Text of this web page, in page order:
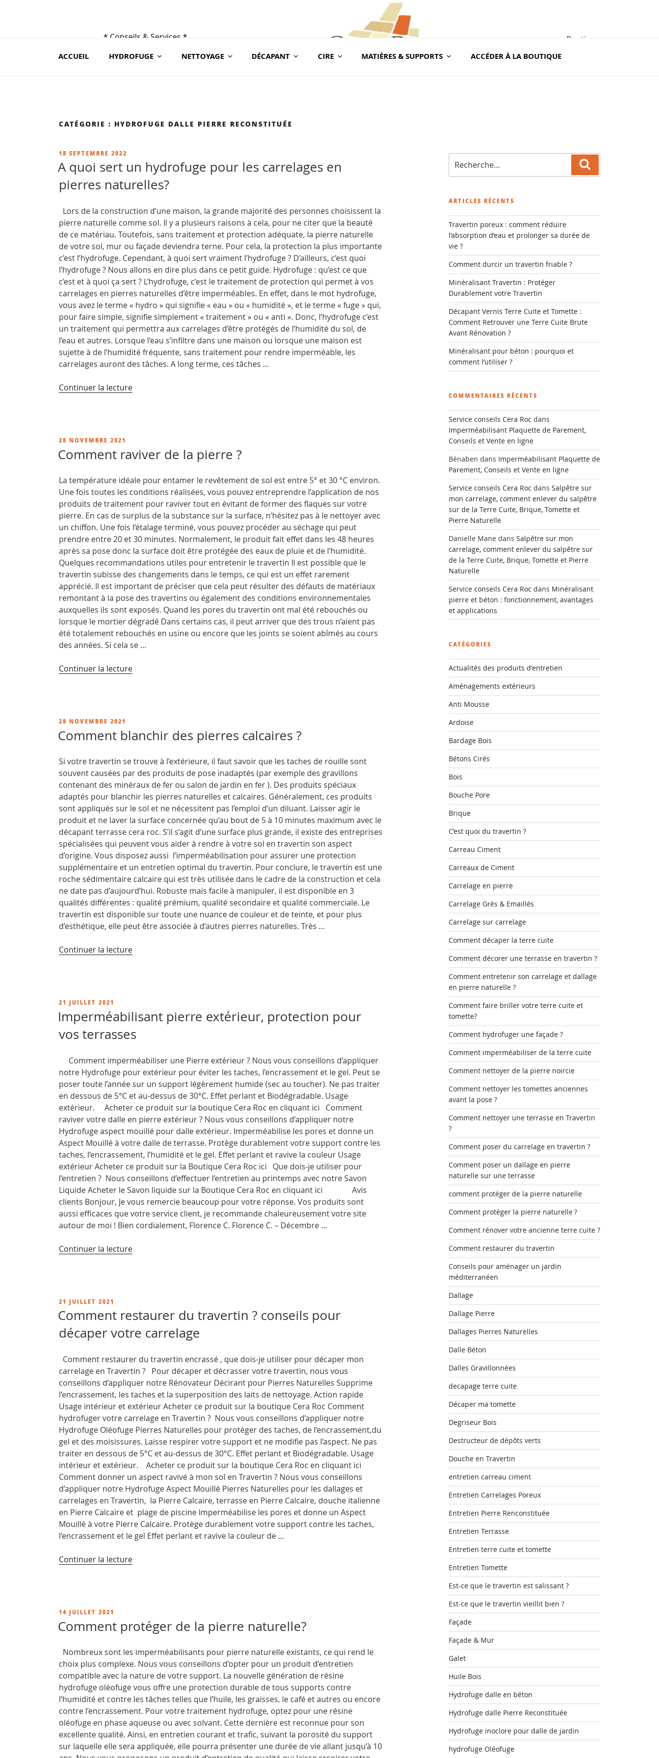
* Conseils & Services *
au 02 41 88 78 03 ou sur contact@ceraroc.com
Boutique
ACCUEIL HYDROFUGE NETTOYAGE DÉCAPANT CIRE MATIÈRES & SUPPORTS ACCÉDER À LA BOUTIQUE
CATÉGORIE : HYDROFUGE DALLE PIERRE RECONSTITUÉE
PUBLIÉ
18 SEPTEMBRE 2022
A quoi sert un hydrofuge pour les carrelages en
pierres naturelles?
Lors de la construction d’une maison, la grande majorité des personnes choisissent la
pierre naturelle comme sol. Il y a plusieurs raisons à cela, pour ne citer que la beauté
de ce matériau. Toutefois, sans traitement et protection adéquate, la pierre naturelle
de votre sol, mur ou façade deviendra terne. Pour cela, la protection la plus importante
c’est l’hydrofuge. Cependant, à quoi sert vraiment l’hydrofuge ? D’ailleurs, c’est quoi
l’hydrofuge ? Nous allons en dire plus dans ce petit guide. Hydrofuge : qu’est ce que
c’est et à quoi ça sert ? L’hydrofuge, c’est le traitement de protection qui permet à vos
carrelages en pierres naturelles d’être imperméables. En effet, dans le mot hydrofuge,
vous avez le terme « hydro » qui signifie « eau » ou « humidité », et le terme « fuge » qui,
pour faire simple, signifie simplement « traitement » ou « anti ». Donc, l’hydrofuge c’est
un traitement qui permettra aux carrelages d’être protégés de l’humidité du sol, de
l’eau et autres. Lorsque l’eau s’infiltre dans une maison ou lorsque une maison est
sujette à de l’humidité fréquente, sans traitement pour rendre imperméable, les
carrelages auront des tâches. A long terme, ces tâches …
Continuer la lecturede
pour
carrelages
en
pierres
naturelles? »
PUBLIÉ
28 NOVEMBRE 2021
Comment raviver de la pierre ?
La température idéale pour entamer le revêtement de sol est entre 5° et 30 °C environ.
Une fois toutes les conditions réalisées, vous pouvez entreprendre l’application de nos
produits de traitement pour raviver tout en évitant de former des flaques sur votre
pierre. En cas de surplus de la substance sur la surface, n’hésitez pas à le nettoyer avec
un chiffon. Une fois l’étalage terminé, vous pouvez procéder au séchage qui peut
prendre entre 20 et 30 minutes. Normalement, le produit fait effet dans les 48 heures
après sa pose donc la surface doit être protégée des eaux de pluie et de l’humidité.
Quelques recommandations utiles pour entretenir le travertin Il est possible que le
travertin subisse des changements dans le temps, ce qui est un effet rarement
apprécié. Il est important de préciser que cela peut résulter des défauts de matériaux
remontant à la pose des travertins ou également des conditions environnementales
auxquelles ils sont exposés. Quand les pores du travertin ont mal été rebouchés ou
lorsque le mortier dégradé Dans certains cas, il peut arriver que des trous n’aient pas
été totalement rebouchés en usine ou encore que les joints se soient abîmés au cours
des années. Si cela se …
Continuer la lecturede
? »
PUBLIÉ
28 NOVEMBRE 2021
Comment blanchir des pierres calcaires ?
Si votre travertin se trouve à l’extérieure, il faut savoir que les taches de rouille sont
souvent causées par des produits de pose inadaptés (par exemple des gravillons
contenant des minéraux de fer ou salon de jardin en fer ). Des produits spéciaux
adaptés pour blanchir les pierres naturelles et calcaires. Généralement, ces produits
sont appliqués sur le sol et ne nécessitent pas l’emploi d’un diluant. Laisser agir le
produit et ne laver la surface concernée qu’au bout de 5 à 10 minutes maximum avec le
décapant terrasse cera roc. S’il s’agit d’une surface plus grande, il existe des entreprises
spécialisées qui peuvent vous aider à rendre à votre sol en travertin son aspect
d’origine. Vous disposez aussi l’imperméabilisation pour assurer une protection
supplémentaire et un entretien optimal du travertin. Pour conclure, le travertin est une
roche sédimentaire calcaire qui est très utilisée dans le cadre de la construction et cela
ne date pas d’aujourd’hui. Robuste mais facile à manipuler, il est disponible en 3
qualités différentes : qualité prémium, qualité secondaire et qualité commerciale. Le
travertin est disponible sur toute une nuance de couleur et de teinte, et pour plus
d’esthétique, elle peut être associée à d’autres pierres naturelles. Très …
Continuer la lecturede
? »
PUBLIÉ
21 JUILLET 2021
Imperméabilisant pierre extérieur, protection pour
vos terrasses
Comment imperméabiliser une Pierre extérieur ? Nous vous conseillons d’appliquer
notre Hydrofuge pour extérieur pour éviter les taches, l’encrassement et le gel. Peut se
poser toute l’année sur un support légèrement humide (sec au toucher). Ne pas traiter
en dessous de 5°C et au-dessus de 30°C. Effet perlant et Biodégradable. Usage
extérieur. Acheter ce produit sur la boutique Cera Roc en cliquant ici Comment
raviver votre dalle en pierre extérieur ? Nous vous conseillons d’appliquer notre
Hydrofuge aspect mouillé pour dalle extérieur. Imperméabilise les pores et donne un
Aspect Mouillé à votre dalle de terrasse. Protège durablement votre support contre les
taches, l’encrassement, l’humidité et le gel. Effet perlant et ravive la couleur Usage
extérieur Acheter ce produit sur la Boutique Cera Roc ici Que dois-je utiliser pour
l’entretien ? Nous conseillons d’effectuer l’entretien au printemps avec notre Savon
Liquide Acheter le Savon liquide sur la Boutique Cera Roc en cliquant ici Avis
clients Bonjour, Je vous remercie beaucoup pour votre réponse. Vos produits sont
aussi efficaces que votre service client, je recommande chaleureusement votre site
autour de moi ! Bien cordialement, Florence C. Florence C. – Décembre …
Continuer la lecturede
vos
terrasses »
PUBLIÉ
21 JUILLET 2021
Comment restaurer du travertin ? conseils pour
décaper votre carrelage
Comment restaurer du travertin encrassé , que dois-je utiliser pour décaper mon
carrelage en Travertin ? Pour décaper et décrasser votre travertin, nous vous
conseillons d’appliquer notre Rénovateur Décirant pour Pierres Naturelles Supprime
l’encrassement, les taches et la superposition des laits de nettoyage. Action rapide
Usage intérieur et extérieur Acheter ce produit sur la boutique Cera Roc Comment
hydrofuger votre carrelage en Travertin ? Nous vous conseillons d’appliquer notre
Hydrofuge Oléofuge Pierres Naturelles pour protéger des taches, de l’encrassement,du
gel et des moisissures. Laisse respirer votre support et ne modifie pas l’aspect. Ne pas
traiter en dessous de 5°C et au-dessus de 30°C. Effet perlant et Biodégradable. Usage
intérieur et extérieur. Acheter ce produit sur la boutique Cera Roc en cliquant ici
Comment donner un aspect ravivé à mon sol en Travertin ? Nous vous conseillons
d’appliquer notre Hydrofuge Aspect Mouillé Pierres Naturelles pour les dallages et
carrelages en Travertin, la Pierre Calcaire, terrasse en Pierre Calcaire, douche italienne
en Pierre Calcaire et plage de piscine Imperméabilise les pores et donne un Aspect
Mouillé à votre Pierre Calcaire. Protège durablement votre support contre les taches,
l’encrassement et le gel Effet perlant et ravive la couleur de …
Continuer la lecturede
conseils
décaper
votre
carrelage »
PUBLIÉ
14 JUILLET 2021
Comment protéger de la pierre naturelle?
Nombreux sont les imperméabilisants pour pierre naturelle existants, ce qui rend le
choix plus complexe. Nous vous conseillons d’opter pour un produit d’entretien
compatible avec la nature de votre support. La nouvelle génération de résine
hydrofuge oléofuge vous offre une protection durable de tous supports contre
l’humidité et contre les tâches telles que l’huile, les graisses, le café et autres ou encore
contre l’encrassement. Pour votre traitement hydrofuge, optez pour une résine
oléofuge en phase aqueuse ou avec solvant. Cette dernière est reconnue pour son
excellente qualité. Ainsi, en entretien courant et trafic, suivant la porosité du support
sur laquelle elle sera appliquée, elle pourra présenter une durée de vie allant jusqu’à 10
pour
:
ARTICLES RÉCENTS
Travertin poreux : comment réduire
l’absorption d’eau et prolonger sa durée de
vie ?
Comment durcir un travertin friable ?
Minéralisant Travertin : Protéger
Durablement votre Travertin
Décapant Vernis Terre Cuite et Tomette :
Comment Retrouver une Terre Cuite Brute
Avant Rénovation ?
Minéralisant pour béton : pourquoi et
comment l’utiliser ?
COMMENTAIRES RÉCENTS
Service conseils Cera Roc dans
Imperméabilisant Plaquette de Parement,
Conseils et Vente en ligne
Bénaben dans Imperméabilisant Plaquette de
Parement, Conseils et Vente en ligne
Service conseils Cera Roc dans Salpêtre sur
mon carrelage, comment enlever du salpêtre
sur de la Terre Cuite, Brique, Tomette et
Pierre Naturelle
Danielle Manedans Salpêtre sur mon
carrelage, comment enlever du salpêtre sur
de la Terre Cuite, Brique, Tomette et Pierre
Naturelle
Service conseils Cera Roc dans Minéralisant
pierre et béton : fonctionnement, avantages
et applications
CATÉGORIES
Actualités des produits d'entretien
Aménagements extérieurs
Anti Mousse
Ardoise
Bardage Bois
Bétons Cirés
Bois
Bouche Pore
Brique
C’est quoi du travertin ?
Carreau Ciment
Carreaux de Ciment
Carrelage en pierre
Carrelage Grès & Emaillés
Carrelage sur carrelage
Comment décaper la terre cuite
Comment décorer une terrasse en travertin ?
Comment entretenir son carrelage et dallage
en pierre naturelle ?
Comment faire briller votre terre cuite et
tomette?
Comment hydrofuger une façade ?
Comment imperméabiliser de la terre cuite
Comment nettoyer de la pierre noircie
Comment nettoyer les tomettes anciennes
avant la pose ?
Comment nettoyer une terrasse en Travertin
?
Comment poser du carrelage en travertin ?
Comment poser un dallage en pierre
naturelle sur une terrasse
comment protéger de la pierre naturelle
Comment protéger la pierre naturelle ?
Comment rénover votre ancienne terre cuite ?
Comment restaurer du travertin
Conseils pour aménager un jardin
méditerranéen
Dallage
Dallage Pierre
Dallages Pierres Naturelles
Dalle Béton
Dalles Gravillonnées
decapage terre cuite
Décaper ma tomette
Degriseur Bois
Destructeur de dépôts verts
Douche en Travertin
entretien carreau ciment
Entretien Carrelages Poreux
Entretien Pierre Renconstituée
Entretien Terrasse
Entretien terre cuite et tomette
Entretien Tomette
Est-ce que le travertin est salissant ?
Est-ce que le travertin vieillit bien ?
Façade
Façade & Mur
Galet
Huile Bois
Hydrofuge dalle en béton
Hydrofuge dalle Pierre Reconstituée
Hydrofuge inoclore pour dalle de jardin
hydrofuge Oléofuge